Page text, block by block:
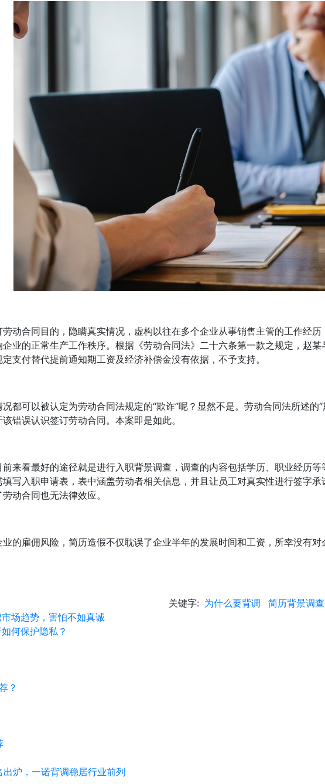
动合同目的，隐瞒真实情况，虚构以往在多个企业从事销售主管的工作经
业的正常生产工作秩序。根据《劳动合同法》二十六条第一款之规定，赵
支付替代提前通知期工资及经济补偿金没有依据，不予支持。
都可以被认定为劳动合同法规定的“欺诈”呢？显然不是。劳动合同法所述
错误认识签订劳动合同。本案即是如此。
来看最好的途径就是进行入职背景调查，调查的内容包括学历、职业经历
写入职申请表，表中涵盖劳动者相关信息，并且让员工对真实性进行签字
动合同也无法律效应。
的雇佣风险，简历造假不仅耽误了企业半年的发展时间和工资，所幸没有
关键字: 为什么要背调
简历背景调查
场趋势，害怕不如真诚
何保护隐私？
？
炉，一诺背调稳居行业前列